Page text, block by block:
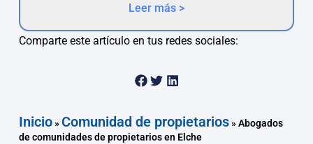
Leer más >
Comparte este artículo en tus redes sociales:
Inicio» Comunidad de propietarios»Abogados
de comunidades de propietarios en Elche